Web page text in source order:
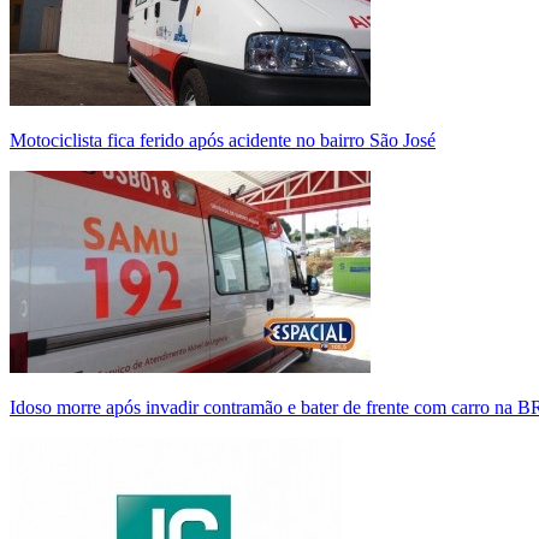
Motociclista fica ferido após acidente no bairro São José
Idoso morre após invadir contramão e bater de frente com carro na